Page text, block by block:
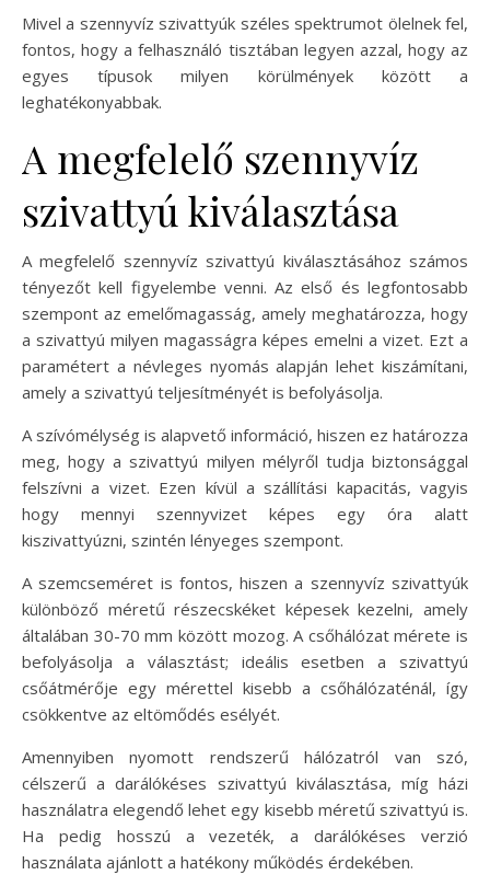
Mivel a szennyvíz szivattyúk széles spektrumot ölelnek fel,
fontos, hogy a felhasználó tisztában legyen azzal, hogy az
egyes típusok milyen körülmények között a
leghatékonyabbak.
A megfelelő szennyvíz
szivattyú kiválasztása
A megfelelő szennyvíz szivattyú kiválasztásához számos
tényezőt kell figyelembe venni. Az első és legfontosabb
szempont az emelőmagasság, amely meghatározza, hogy
a szivattyú milyen magasságra képes emelni a vizet. Ezt a
paramétert a névleges nyomás alapján lehet kiszámítani,
amely a szivattyú teljesítményét is befolyásolja.
A szívómélység is alapvető információ, hiszen ez határozza
meg, hogy a szivattyú milyen mélyről tudja biztonsággal
felszívni a vizet. Ezen kívül a szállítási kapacitás, vagyis
hogy mennyi szennyvizet képes egy óra alatt
kiszivattyúzni, szintén lényeges szempont.
A szemcseméret is fontos, hiszen a szennyvíz szivattyúk
különböző méretű részecskéket képesek kezelni, amely
általában 30-70 mm között mozog. A csőhálózat mérete is
befolyásolja a választást; ideális esetben a szivattyú
csőátmérője egy mérettel kisebb a csőhálózaténál, így
csökkentve az eltömődés esélyét.
Amennyiben nyomott rendszerű hálózatról van szó,
célszerű a darálókéses szivattyú kiválasztása, míg házi
használatra elegendő lehet egy kisebb méretű szivattyú is.
Ha pedig hosszú a vezeték, a darálókéses verzió
használata ajánlott a hatékony működés érdekében.